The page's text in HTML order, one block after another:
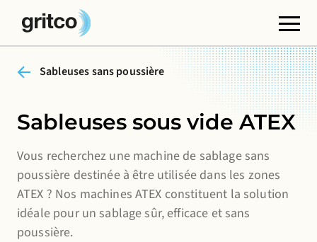
Sableuses sans poussière
Sableuses sous vide ATEX
Vous recherchez une machine de sablage sans
poussière destinée à être utilisée dans les zones
ATEX ? Nos machines ATEX constituent la solution
idéale pour un sablage sûr, efficace et sans
poussière.
Cookies fonctionnels
Ces cookies sont nécessaires au bon fonctionnement
du site web. Vous ne pouvez pas les désactiver.
Ces cookies permettent d'intégrer du contenu
provenant de sites web tiers, tels que YouTube ou
Vimeo. La désactivation de ces cookies peut entraîner
la suppression de certaines fonctionnalités du site